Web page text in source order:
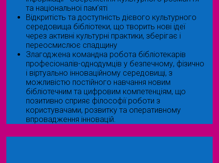
та національної пам’яті
Відкритість та доступність дієвого культурного
середовища бібліотеки, що творить нові ідеї
через активні культурні практики, зберігає і
переосмислює спадщину
Злагоджена командна робота бібліотекарів
професіоналів-однодумців у безпечному, фізично
і віртуально інноваційному середовищі, з
можливістю постійного навчання новим
бібліотечним та цифровим компетенціям, що
позитивно сприяє філософії роботи з
користувачами, розвитку та оперативному
впровадження інновацій.